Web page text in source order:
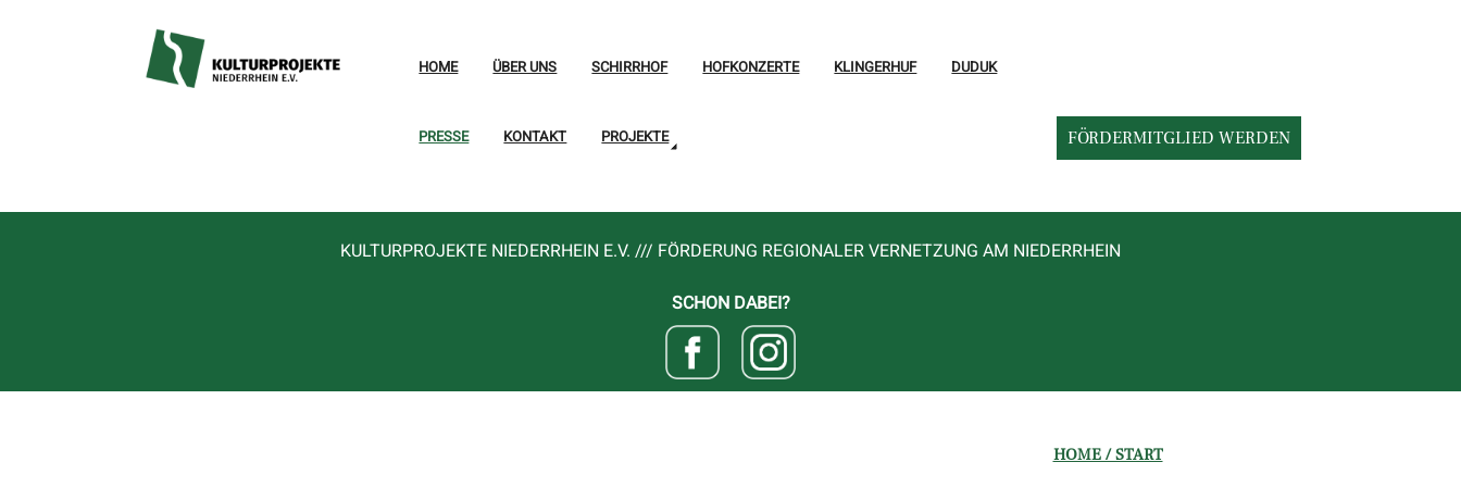
HOME ÜBER UNS SCHIRRHOF HOFKONZERTE KLINGERHUF DUDUK
PRESSE KONTAKT PROJEKTE FÖRDERMITGLIED WERDEN
KULTURPROJEKTE NIEDERRHEIN E.V. /// FÖRDERUNG REGIONALER VERNETZUNG AM NIEDERRHEIN
SCHON DABEI?
HOME / START